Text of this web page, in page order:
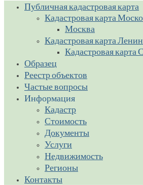
Публичная кадастровая карта
Кадастровая карта
Москва
Кадастровая карта
Кадастровая карта
Образец
Реестр объектов
Частые вопросы
Информация
Кадастр
Стоимость
Документы
Услуги
Недвижимость
Регионы
Контакты